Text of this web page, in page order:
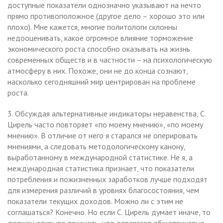
доступные показатели однозначно указывают на нечто
прямо противоположное (другое дело – хорошо это или
плохо). Мне кажется, многие политологи склонны
недооценивать, какое огромное влияние торможение
экономического роста способно оказывать на жизнь
современных обществ и в частности – на психологическую
атмосферу в них. Похоже, они не до конца сознают,
насколько сегодняшний мир центрирован на проблеме
роста.
3. Обсуждая альтернативные индикаторы неравенства, С.
Цирель часто повторяет «по моему мнению», «по моему
мнению». В отличие от него я старался не оперировать
мнениями, а следовать методологическому канону,
выработанному в международной статистике. Не я, а
международная статистика признает, что показатели
потребления и пожизненных заработков лучше подходят
для измерения различий в уровнях благосостояния, чем
показатели текущих доходов. Можно ли с этим не
соглашаться? Конечно. Но если С. Цирель думает иначе, то